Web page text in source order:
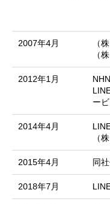
2007年4月
（
（
2012年1月
ー
2014年4月
（
2015年4月 同
2018年7月